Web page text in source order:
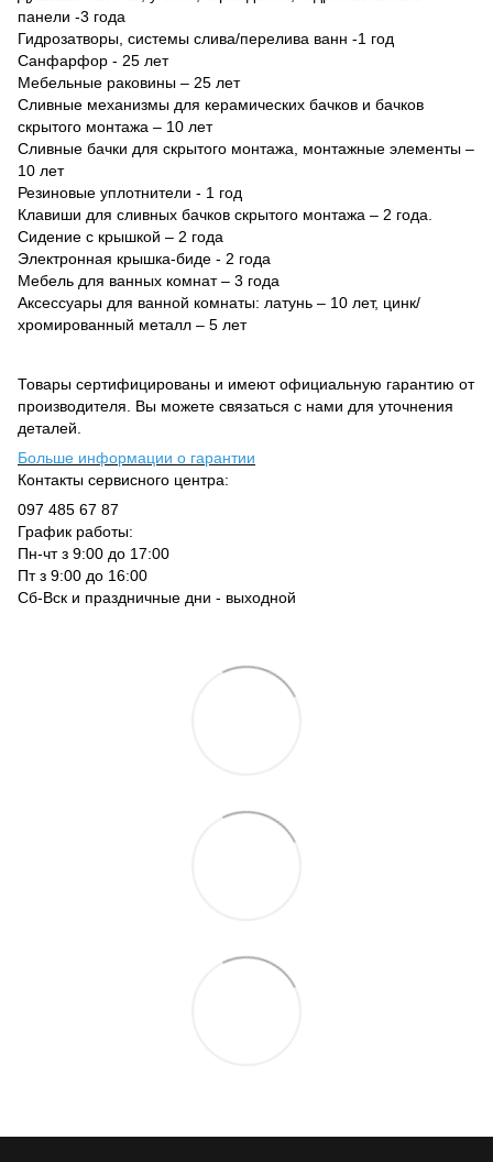
панели -3 года
Гидрозатворы, системы слива/перелива ванн -1 год
Санфарфор - 25 лет
Мебельные раковины – 25 лет
Сливные механизмы для керамических бачков и бачков
скрытого монтажа – 10 лет
Сливные бачки для скрытого монтажа, монтажные элементы –
10 лет
Резиновые уплотнители - 1 год
Клавиши для сливных бачков скрытого монтажа – 2 года.
Сидение с крышкой – 2 года
Электронная крышка-биде - 2 года
Мебель для ванных комнат – 3 года
Аксессуары для ванной комнаты: латунь – 10 лет, цинк/
хромированный металл – 5 лет
Товары сертифицированы и имеют официальную гарантию от
производителя. Вы можете связаться с нами для уточнения
деталей.
Больше информации о гарантии
Контакты сервисного центра:
097 485 67 87
График работы:
Пн-чт з 9:00 до 17:00
Пт з 9:00 до 16:00
Сб-Вск и праздничные дни - выходной